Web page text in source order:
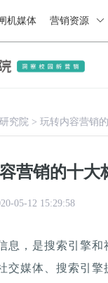
机媒体 营销资源
究院 > 玩转内容营销
营销的十大
05-12 15:29:58
息，是搜索引擎
交媒体、搜索引